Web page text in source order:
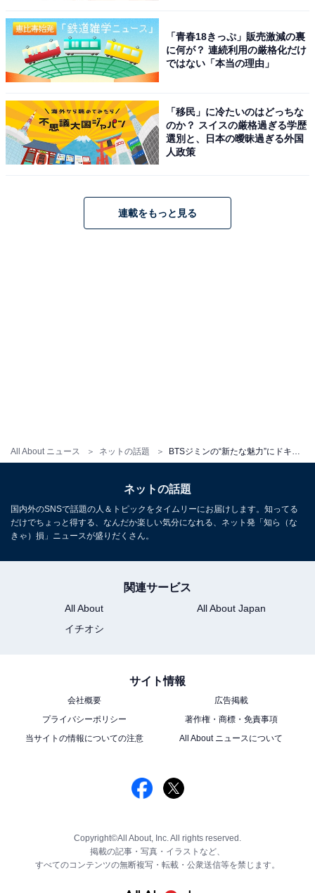
All About ニュース ネットの話題
「青春18きっぷ」販売激減の裏
に何が？ 連続利用の厳格化だけ
ではない「本当の理由」
「移民」に冷たいのはどっちな
のか？ スイスの厳格過ぎる学歴
選別と、日本の曖昧過ぎる外国
人政策
連載をもっと見る
ネットの話題
国内外のSNSで話題の人＆トピックをタイムリーにお届けします。知ってる
だけでちょっと得する、なんだか楽しい気分になれる、ネット発「知ら（な
きゃ）損」ニュースが盛りだくさん。
関連サービス
All About
All About Japan
イチオシ
サイト情報
会社概要
広告掲載
プライバシーポリシー
著作権・商標・免責事項
当サイトの情報についての注意
All About ニュースについて
Copyright©All About, Inc. All rights reserved.
掲載の記事・写真・イラストなど、
すべてのコンテンツの無断複写・転載・公衆送信等を禁じます。